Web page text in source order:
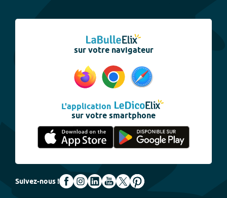
sur votre navigateur
L'application
sur votre smartphone
Suivez-nous !